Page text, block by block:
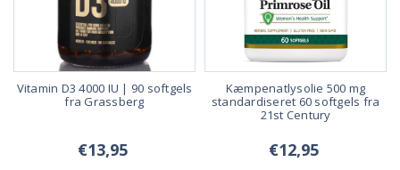
Vitamin D3 4000 IU | 90 softgels
fra Grassberg
€13,95
Kæmpenatlysolie 500 mg
standardiseret 60 softgels fra
21st Century
€12,95